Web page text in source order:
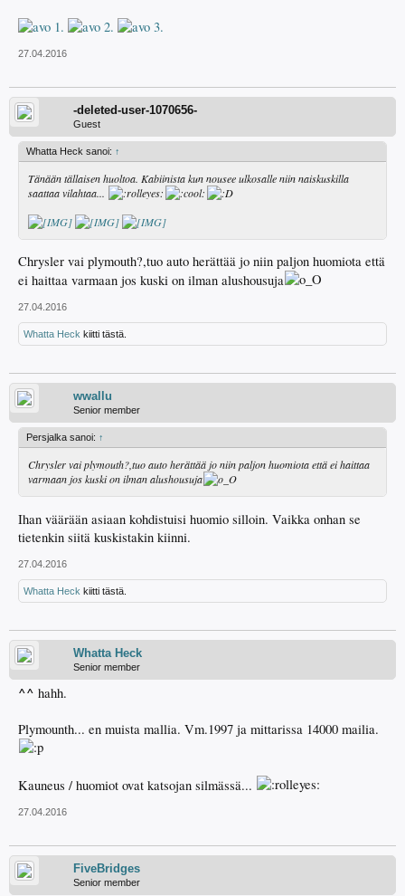
27.04.2016
-deleted-user-1070656-
Guest
Whatta Heck sanoi: ↑
Tänään tällaisen huoltoa. Kabiinista kun nousee ulkosalle niin naiskuskilla
saattaa vilahtaa...
Chrysler vai plymouth?,tuo auto herättää jo niin paljon huomiota että
ei haittaa varmaan jos kuski on ilman alushousuja
27.04.2016
Whatta Heck kiitti tästä.
wwallu
Senior member
Persjalka sanoi: ↑
Chrysler vai plymouth?,tuo auto herättää jo niin paljon huomiota että ei haittaa
varmaan jos kuski on ilman alushousuja
Ihan väärään asiaan kohdistuisi huomio silloin. Vaikka onhan se
tietenkin siitä kuskistakin kiinni.
27.04.2016
Whatta Heck kiitti tästä.
Whatta Heck
Senior member
^^ hahh.
Plymounth... en muista mallia. Vm.1997 ja mittarissa 14000 mailia.
Kauneus / huomiot ovat katsojan silmässä...
27.04.2016
FiveBridges
Senior member